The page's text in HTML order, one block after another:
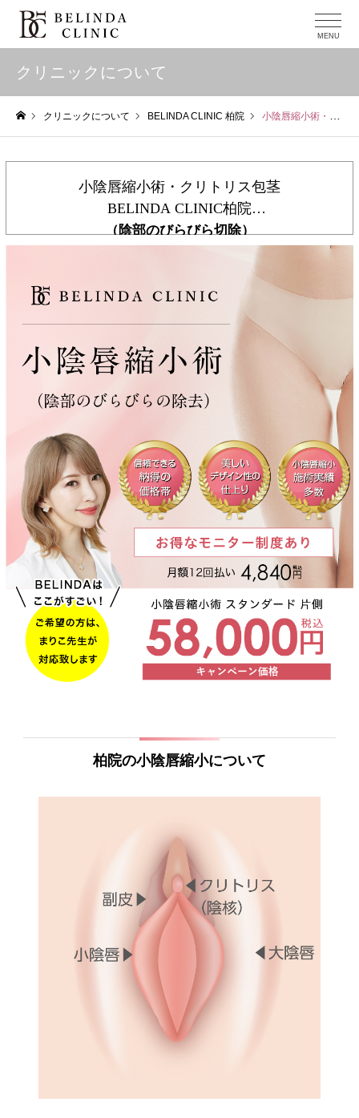
クリニックについて
クリニックについて BELINDA CLINIC 柏院 小陰唇縮小術・クリトリス包茎
小陰唇縮小術・クリトリス包茎
BELINDA CLINIC柏院
（陰部のびらびら切除）
柏院の小陰唇縮小について